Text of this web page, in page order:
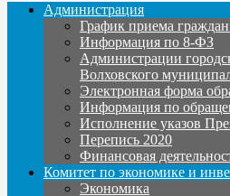
Администрация
График приема
Информация по 8-ФЗ
Администрации
Волховского
Электронная форма
Информация по
Исполнение указов
Перепись 2020
Финансовая
Комитет по экономике и
Экономика